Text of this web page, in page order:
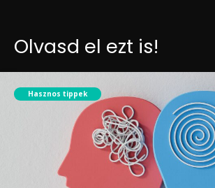
Olvasd el ezt is!
Hasznos tippek